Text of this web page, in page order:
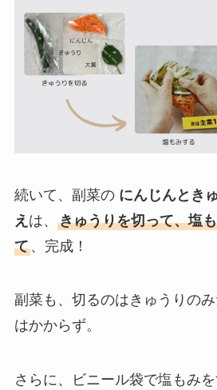
続いて、副菜の にんじんとき
え は、 きゅうりを切って、塩
て、完成！
副菜も、切るのはきゅうりの
はかからず。
さらに、ビニール袋で塩もみ